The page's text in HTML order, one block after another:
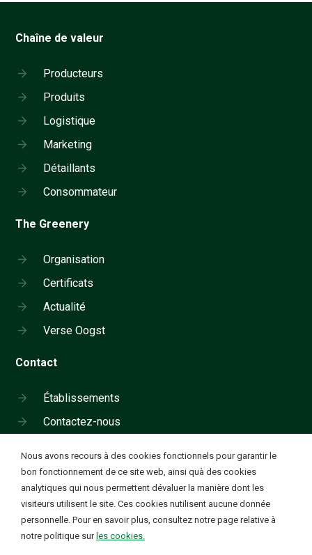
Chaîne de valeur
Producteurs
Produits
Logistique
Marketing
Détaillants
Consommateur
The Greenery
Organisation
Certificats
Actualité
Verse Oogst
Contact
Établissements
Contactez-nous
Contacter par téléphone:
00.31.10.266.18.05
Des fruits et légumes de qualité. Jour après
Nous avons recours à des cookies fonctionnels pour garantir le
bon fonctionnement de ce site web, ainsi quà des cookies
analytiques qui nous permettent dévaluer la manière dont les
visiteurs utilisent le site. Ces cookies nutilisent aucune donnée
personnelle. Pour en savoir plus, consultez notre page relative à
notre politique sur les cookies.
Cookie instellingen
✔
Ik wil functionele en analytische cookies. Deze cookies
worden geplaatst om onze website goed te laten
functioneren en om bezoekstatistieken te verzamelen op
basis van geanonimiseerde ip-adressen.